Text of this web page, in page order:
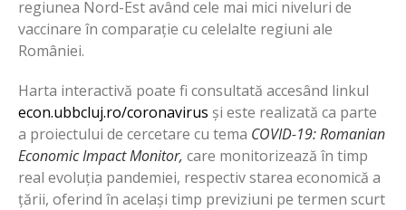
regiunea Nord-Est având cele mai mici niveluri de
vaccinare în comparație cu celelalte regiuni ale
României.
Harta interactivă poate fi consultată accesând linkul
econ.ubbcluj.ro/coronavirus și este realizată ca parte
a proiectului de cercetare cu tema COVID-19: Romanian
Economic Impact Monitor, care monitorizează în timp
real evoluția pandemiei, respectiv starea economică a
țării, oferind în același timp previziuni pe termen scurt